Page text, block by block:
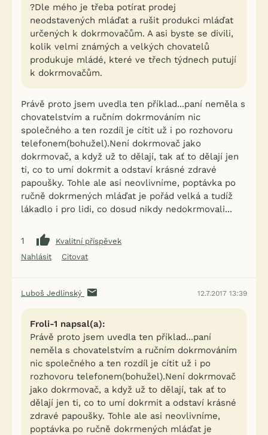
?Dle mého je třeba potírat prodej
neodstavených mláďat a rušit produkci mláďat
určených k dokrmovačům. A asi byste se divili,
kolik velmi známých a velkých chovatelů
produkuje mládé, které ve třech týdnech putují
k dokrmovačům.
Právě proto jsem uvedla ten příklad...paní neměla s
chovatelstvím a ručním dokrmováním nic
společného a ten rozdíl je cítit už i po rozhovoru
telefonem(bohužel).Není dokrmovač jako
dokrmovač, a když už to dělají, tak ať to dělají jen
ti, co to umí dokrmit a odstaví krásné zdravé
papoušky. Tohle ale asi neovlivníme, poptávka po
ručně dokrmených mláďat je pořád velká a tudíž
lákadlo i pro lidi, co dosud nikdy nedokrmovali...
1
Kvalitní příspěvek
Nahlásit
Citovat
Luboš Jedlinský 12.7.2017 13:39
Froli-1 napsal(a):
Právě proto jsem uvedla ten příklad...paní
neměla s chovatelstvím a ručním dokrmováním
nic společného a ten rozdíl je cítit už i po
rozhovoru telefonem(bohužel).Není dokrmovač
jako dokrmovač, a když už to dělají, tak ať to
dělají jen ti, co to umí dokrmit a odstaví krásné
zdravé papoušky. Tohle ale asi neovlivníme,
poptávka po ručně dokrmených mláďat je